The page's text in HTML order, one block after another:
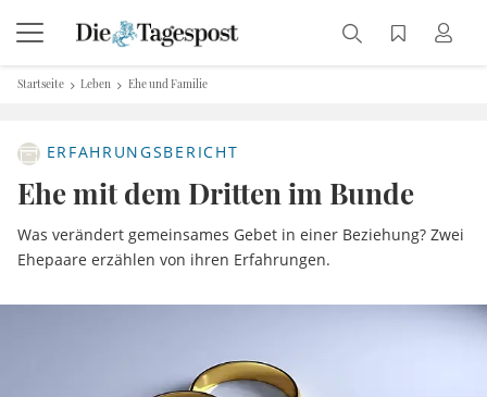
Startseite Leben Ehe und Familie
ERFAHRUNGSBERICHT
Ehe mit dem Dritten im Bunde
Was verändert gemeinsames Gebet in einer Beziehung? Zwei
Ehepaare erzählen von ihren Erfahrungen.